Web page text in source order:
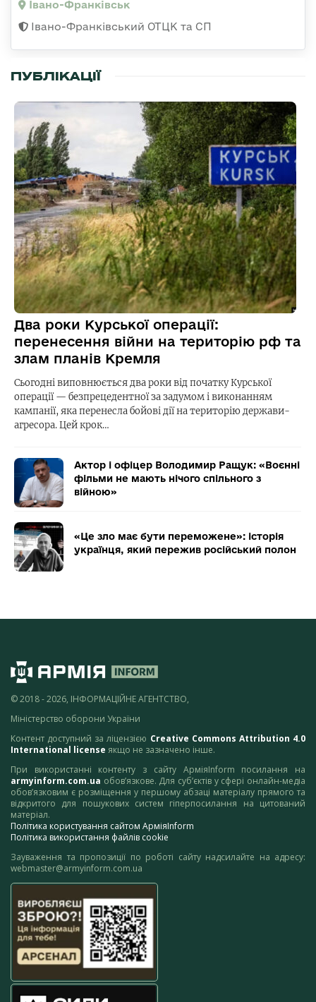
Івано-Франківськ
Івано-Франківський ОТЦК та СП
ПУБЛІКАЦІЇ
Два роки Курської операції:
перенесення війни на територію рф та
злам планів Кремля
Сьогодні виповнюється два роки від початку Курської
операції — безпрецедентної за задумом і виконанням
кампанії, яка перенесла бойові дії на територію держави-
агресора. Цей крок…
Актор і офіцер Володимир Ращук: «Воєнні
фільми не мають нічого спільного з
війною»
«Це зло має бути переможене»: історія
українця, який пережив російський полон
© 2018 - 2026, ІНФОРМАЦІЙНЕ АГЕНТСТВО,
Міністерство оборони України
Контент доступний за ліцензією Creative Commons Attribution 4.0
International license якщо не зазначено інше.
При використанні контенту з сайту АрміяInform посилання на
armyinform.com.ua обов’язкове. Для суб’єктів у сфері онлайн-медіа
обов’язковим є розміщення у першому абзаці матеріалу прямого та
відкритого для пошукових систем гіперпосилання на цитований
матеріал.
Політика користування сайтом АрміяInform
Політика використання файлів cookie
Зауваження та пропозиції по роботі сайту надсилайте на адресу:
webmaster@armyinform.com.ua